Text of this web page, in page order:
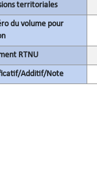
territoriales
du volume pour
RTNU
Additif/Note